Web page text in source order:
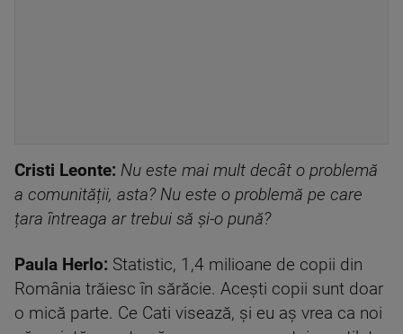
Cristi Leonte: Nu este mai mult decât o problemă
a comunității, asta? Nu este o problemă pe care
țara întreaga ar trebui să și-o pună?
Paula Herlo: Statistic, 1,4 milioane de copii din
România trăiesc în sărăcie. Acești copii sunt doar
o mică parte. Ce Cati visează, și eu aș vrea ca noi